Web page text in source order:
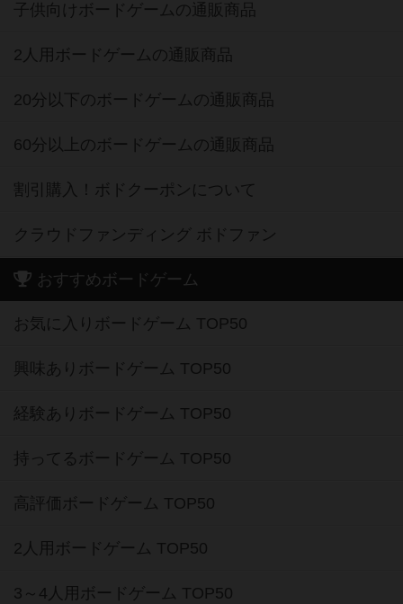
子供向けボードゲームの通販商品
2人用ボードゲームの通販商品
20分以下のボードゲームの通販商品
60分以上のボードゲームの通販商品
割引購入！ボドクーポンについて
クラウドファンディング ボドファン
おすすめボードゲーム
お気に入りボードゲーム TOP50
興味ありボードゲーム TOP50
経験ありボードゲーム TOP50
持ってるボードゲーム TOP50
高評価ボードゲーム TOP50
2人用ボードゲーム TOP50
3～4人用ボードゲーム TOP50